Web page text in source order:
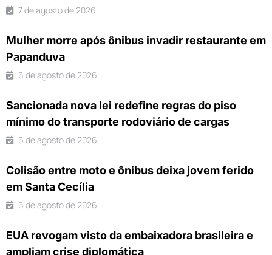
7 de agosto de 2026
Mulher morre após ônibus invadir restaurante em
Papanduva
6 de agosto de 2026
Sancionada nova lei redefine regras do piso
mínimo do transporte rodoviário de cargas
6 de agosto de 2026
Colisão entre moto e ônibus deixa jovem ferido
em Santa Cecília
6 de agosto de 2026
EUA revogam visto da embaixadora brasileira e
ampliam crise diplomática